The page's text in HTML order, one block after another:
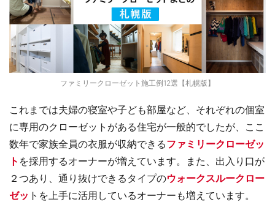
ファミリークローゼット施工例12選【札幌版】
これまでは夫婦の寝室や子ども部屋など、それぞれの個室
に専用のクローゼットがある住宅が一般的でしたが、ここ
数年で家族全員の衣服が収納できるファミリークローゼッ
ト を採用するオーナーが増えています。また、出入り口が
２つあり、通り抜けできるタイプのウォークスルークロー
ゼッ トを上手に活用しているオーナーも増えています。